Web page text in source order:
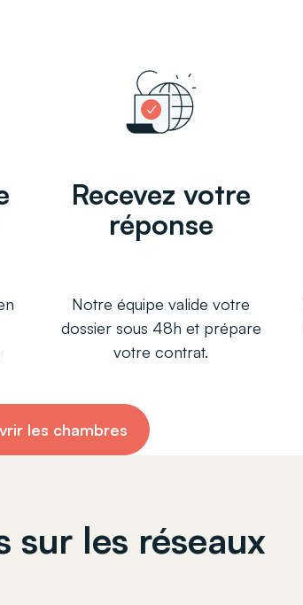
Recevez votre
réponse
Notre équipe valide votre
dossier sous 48h et prépare
votre contrat.
les chambres
sur les réseaux